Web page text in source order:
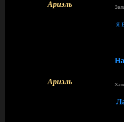
Ариэль
я
Ариэль